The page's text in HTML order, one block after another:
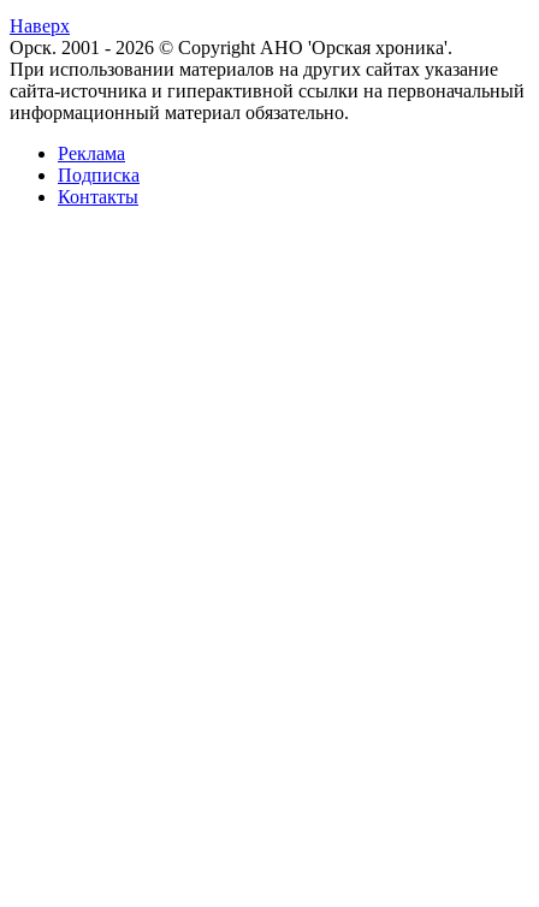
Наверх
Орск. 2001 - 2026 © Copyright АНО 'Орская хроника'.
При использовании материалов на других сайтах указание
сайта-источника и гиперактивной ссылки на первоначальный
информационный материал обязательно.
Реклама
Подписка
Контакты